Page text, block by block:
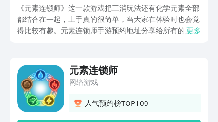
《元素连锁师》这一款游戏把三消玩法还有化学元素全部
都结合在一起，上手真的很简单，当大家在体验时也会觉
得比较有趣。元素连锁师手游预约地址分享给所有的人，
的获取一些基础的化学小知识。
更多
元素连锁师
网络游戏
人气预约榜TOP100